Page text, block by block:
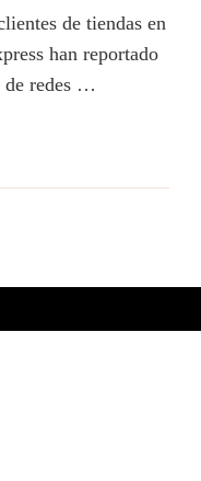
de tiendas en
han reportado
de redes …